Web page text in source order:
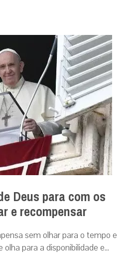
Deus para com os
e recompensar
sem olhar para o tempo e
para a disponibilidade e...